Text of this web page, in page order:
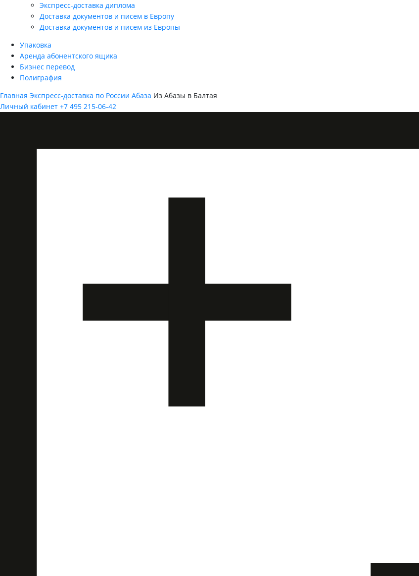
Экспресс-доставка диплома
Доставка документов и писем в Европу
Доставка документов и писем из Европы
Упаковка
Аренда абонентского ящика
Бизнес перевод
Полиграфия
Главная Экспресс-доставка по России Абаза Из Абазы в Балтая
Личный кабинет +7 495 215-06-42